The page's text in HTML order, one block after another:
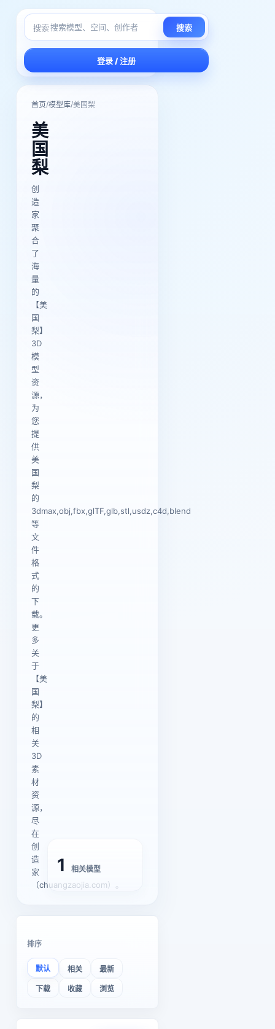
搜索 搜索
登录 / 注册
首页/模型库/美国梨
美
国
梨
创
造
家
聚
合
了
海
量
的
【美
国
梨】
3D
模
型
资
源，
为
您
提
供
美
国
梨
的
3dmax,obj,fbx,glTF,glb,stl,usdz,c4d,blend
等
文
件
格
式
的
下
载。
更
多
关
于
【美
国
梨】
的
相
关
3D
素
材
资
源，
尽
在
创
造
家
（chuangzaojia.com）。
1 相关模型
排序
默认 相关 最新
下载 收藏 浏览